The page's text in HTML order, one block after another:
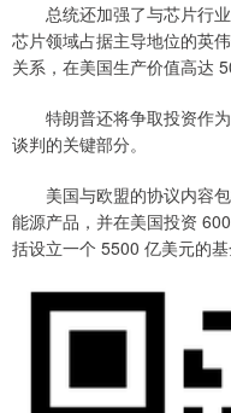
总统还加强了与芯片行业
芯片领域占据主导地位的英
关系，在美国生产价值高达
特朗普还将争取投资作为
谈判的关键部分。
美国与欧盟的协议内容包
能源产品，并在美国投资
括设立一个 5500 亿美元的基